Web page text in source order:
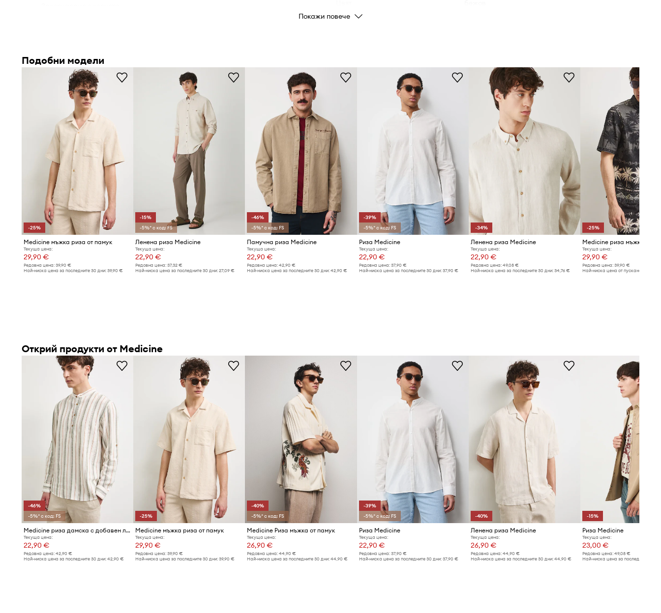
- Ширина на гърдите: 61,8 cm.
- Ширина на раменете: 50,4 cm.
- Мерките се отнасят за размер: L.
Код на продукта
Кройка: regular fit
РАЗМЕРИ
Моделът в снимката е висок 188
см и носи размер L
Виж размерите на продукта
Покажи повече
Подобни модели
-25%
Medicine мъжка риза от памук
Текуща цена:
29,90 €
Редовна цена: 39,90 €
Най-ниска цена за последните 30 дни: 39,90 €
-15%
-5%* с код: FS
Ленена риза Medicine
Текуща цена:
22,90 €
Редовна цена:37,32 €
Най-ниска цена за последните 30 дни:27,09 €
-46%
-5%* с код: FS
Памучна риза Medicine
Текуща цена:
22,90 €
Редовна цена: 42,90 €
Най-ниска цена за последните 30 дни: 42,90 €
-39%
-5%* с код: FS
Риза Medicine
Текуща цена:
22,90 €
Редовна цена: 37,90 €
Най-ниска цена за последните 30 дни: 37,90 €
-34%
Ленена риза Medicine
Текуща цена:
22,90 €
Редовна цена:49,08 €
Най-ниска цена за последните 30 дни:34,76 €
-25%
Medicine риза мъжка с лен
Текуща цена:
29,90 €
Редовна цена: 39,90 €
Най-ниска цена от пускането в
Открий продукти от Medicine
-46%
-5%* с код: FS
Medicine риза дамска с добавен лен
Текуща цена:
22,90 €
Редовна цена: 42,90 €
Най-ниска цена за последните 30 дни: 42,90 €
-25%
Medicine мъжка риза от памук
Текуща цена:
29,90 €
Редовна цена:39,90 €
Най-ниска цена за последните 30 дни:39,90 €
-40%
-5%* с код: FS
Medicine Риза мъжка от памук
Текуща цена:
26,90 €
Редовна цена: 44,90 €
Най-ниска цена за последните 30 дни: 44,90 €
-39%
-5%* с код: FS
Риза Medicine
Текуща цена:
22,90 €
Редовна цена: 37,90 €
Най-ниска цена за последните 30 дни: 37,90 €
-40%
Ленена риза Medicine
Текуща цена:
26,90 €
Редовна цена:44,90 €
Най-ниска цена за последните 30 дни:44,90 €
-15%
Риза Medicine
Текуща цена:
23,00 €
Редовна цена: 49,08 €
Най-ниска цена за последните 30